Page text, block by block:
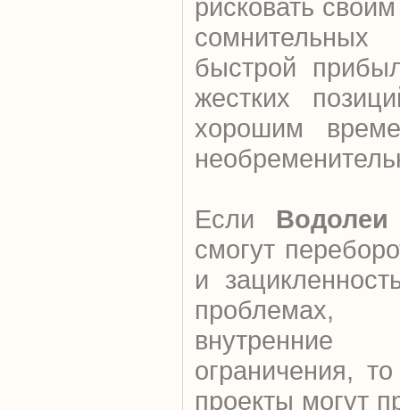
рисковать
быстрой
жестких
хорошим
Если Водолеи
смогут
и
ограничения,
проекты могут